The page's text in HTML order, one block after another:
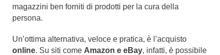
magazzini ben forniti di prodotti per la cura della
persona.
Un’ottima alternativa, veloce e pratica, è l’acquisto
online. Su siti come Amazon e eBay, infatti, è possibile